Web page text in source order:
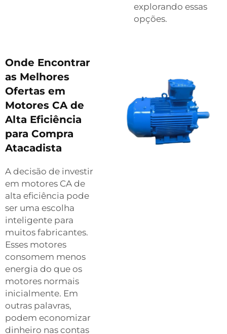
explorando essas
opções.
Onde Encontrar
as Melhores
Ofertas em
Motores CA de
Alta Eficiência
para Compra
Atacadista
A decisão de investir
em motores CA de
alta eficiência pode
ser uma escolha
inteligente para
muitos fabricantes.
Esses motores
consomem menos
energia do que os
motores normais
inicialmente. Em
outras palavras,
podem economizar
dinheiro nas contas